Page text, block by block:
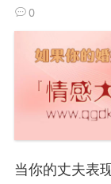
0
当你的丈夫表